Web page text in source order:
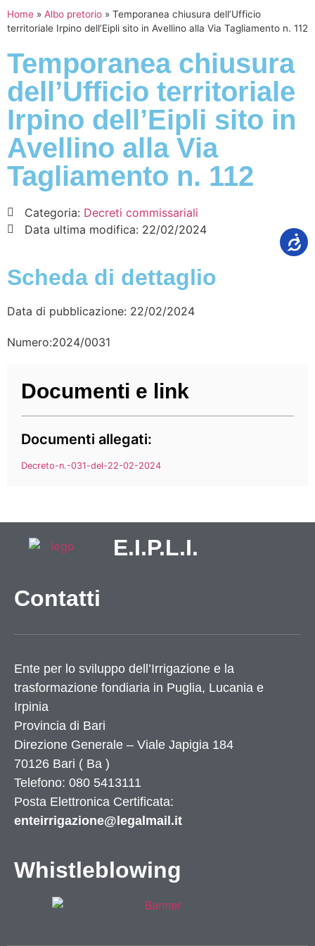
Home » Albo pretorio » Temporanea chiusura dell’Ufficio
territoriale Irpino dell’Eipli sito in Avellino alla Via Tagliamento n. 112
Temporanea chiusura
dell’Ufficio territoriale
Irpino dell’Eipli sito in
Avellino alla Via
Tagliamento n. 112
Categoria: Decreti commissariali
Data ultima modifica: 22/02/2024
Scheda di dettaglio
Data di pubblicazione: 22/02/2024
Numero:2024/0031
Documenti e link
Documenti allegati:
Decreto-n.-031-del-22-02-2024
E.I.P.L.I.
Contatti
Ente per lo sviluppo dell’Irrigazione e la
trasformazione fondiaria in Puglia, Lucania e
Irpinia
Provincia di Bari
Direzione Generale – Viale Japigia 184
70126 Bari ( Ba )
Telefono: 080 5413111
Posta Elettronica Certificata:
enteirrigazione@legalmail.it
Whistleblowing